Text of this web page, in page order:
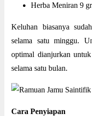
Herba Meniran 9
Keluhan biasanya
selama satu minggu.
optimal dianjurkan
selama satu bulan.
Cara Penyiapan